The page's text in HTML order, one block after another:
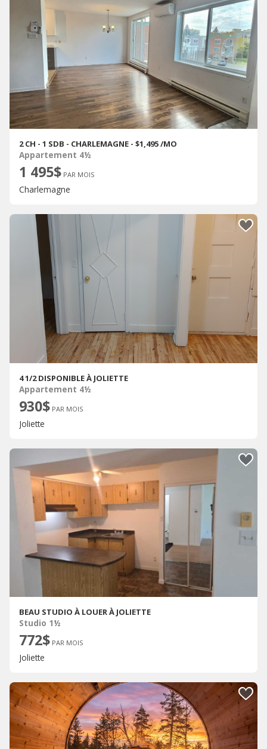
2 CH - 1 SDB - CHARLEMAGNE - $1,495 /MO
Appartement 4½
1 495$ PAR MOIS
Charlemagne
4 1/2 DISPONIBLE À JOLIETTE
Appartement 4½
930$ PAR MOIS
Joliette
BEAU STUDIO À LOUER À JOLIETTE
Studio 1½
772$ PAR MOIS
Joliette